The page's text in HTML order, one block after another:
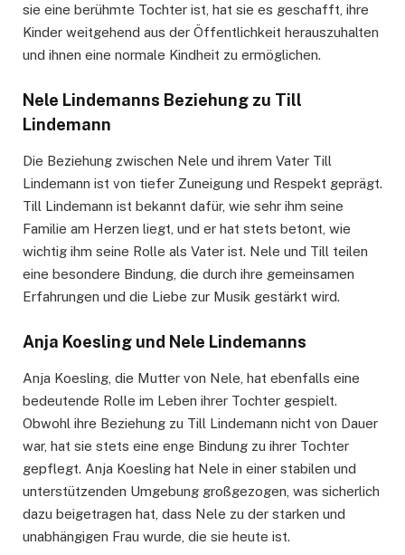
sie eine berühmte Tochter ist, hat sie es geschafft, ihre
Kinder weitgehend aus der Öffentlichkeit herauszuhalten
und ihnen eine normale Kindheit zu ermöglichen.
Nele Lindemanns Beziehung zu Till
Lindemann
Die Beziehung zwischen Nele und ihrem Vater Till
Lindemann ist von tiefer Zuneigung und Respekt geprägt.
Till Lindemann ist bekannt dafür, wie sehr ihm seine
Familie am Herzen liegt, und er hat stets betont, wie
wichtig ihm seine Rolle als Vater ist. Nele und Till teilen
eine besondere Bindung, die durch ihre gemeinsamen
Erfahrungen und die Liebe zur Musik gestärkt wird.
Anja Koesling und Nele Lindemanns
Anja Koesling, die Mutter von Nele, hat ebenfalls eine
bedeutende Rolle im Leben ihrer Tochter gespielt.
Obwohl ihre Beziehung zu Till Lindemann nicht von Dauer
war, hat sie stets eine enge Bindung zu ihrer Tochter
gepflegt. Anja Koesling hat Nele in einer stabilen und
unterstützenden Umgebung großgezogen, was sicherlich
dazu beigetragen hat, dass Nele zu der starken und
unabhängigen Frau wurde, die sie heute ist.